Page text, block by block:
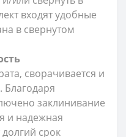
входят удобные
в свернутом
сворачивается и
Благодаря
заклинивание
и надежная
срок